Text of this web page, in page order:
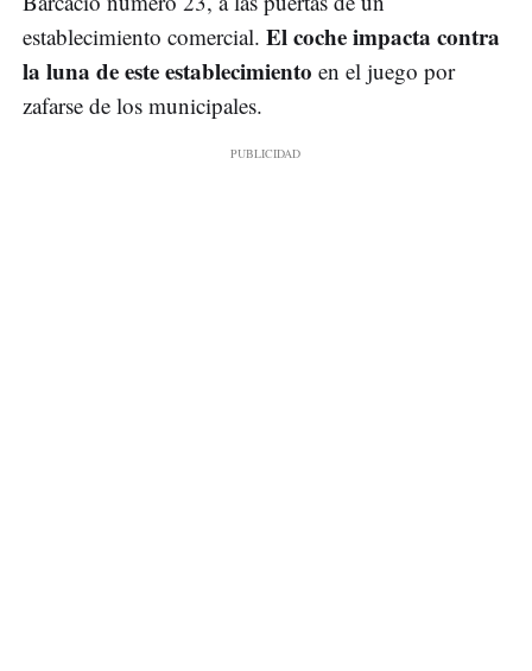
establecimiento comercial. El coche impacta contra
la luna de este establecimiento en el juego por
zafarse de los municipales.